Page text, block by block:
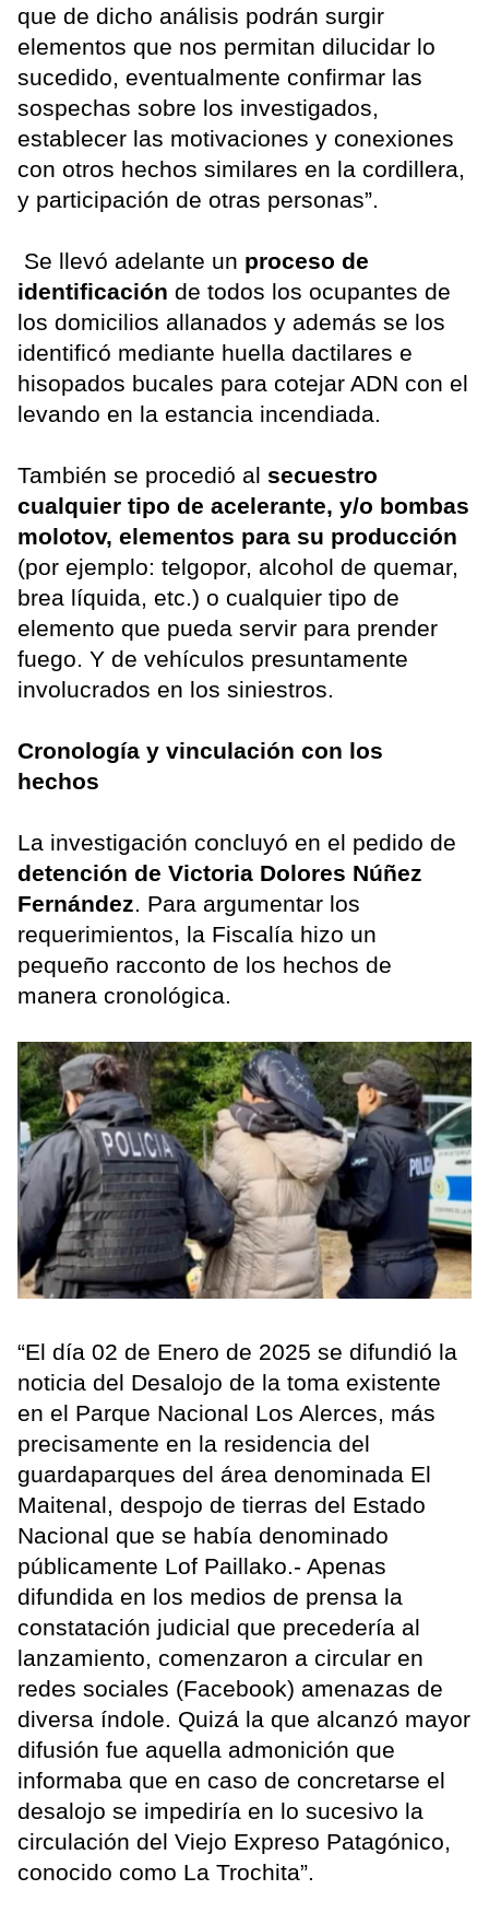
que de dicho análisis podrán surgir
elementos que nos permitan dilucidar lo
sucedido, eventualmente confirmar las
sospechas sobre los investigados,
establecer las motivaciones y conexiones
con otros hechos similares en la cordillera,
y participación de otras personas”.
Se llevó adelante un proceso de
identificación de todos los ocupantes de
los domicilios allanados y además se los
identificó mediante huella dactilares e
hisopados bucales para cotejar ADN con el
levando en la estancia incendiada.
También se procedió al secuestro
cualquier tipo de acelerante, y/o bombas
molotov, elementos para su producción
(por ejemplo: telgopor, alcohol de quemar,
brea líquida, etc.) o cualquier tipo de
elemento que pueda servir para prender
fuego. Y de vehículos presuntamente
involucrados en los siniestros.
Cronología y vinculación con los
hechos
La investigación concluyó en el pedido de
detención de Victoria Dolores Núñez
Fernández. Para argumentar los
requerimientos, la Fiscalía hizo un
pequeño racconto de los hechos de
manera cronológica.
“El día 02 de Enero de 2025 se difundió la
noticia del Desalojo de la toma existente
en el Parque Nacional Los Alerces, más
precisamente en la residencia del
guardaparques del área denominada El
Maitenal, despojo de tierras del Estado
Nacional que se había denominado
públicamente Lof Paillako.- Apenas
difundida en los medios de prensa la
constatación judicial que precedería al
lanzamiento, comenzaron a circular en
redes sociales (Facebook) amenazas de
diversa índole. Quizá la que alcanzó mayor
difusión fue aquella admonición que
informaba que en caso de concretarse el
desalojo se impediría en lo sucesivo la
circulación del Viejo Expreso Patagónico,
conocido como La Trochita”.